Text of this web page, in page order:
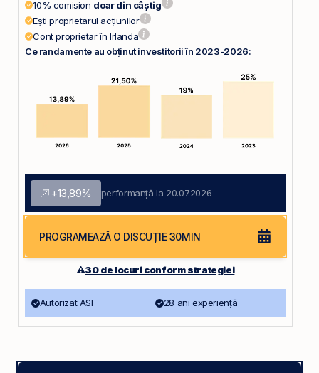
10% comision doar din câștig
Ești proprietarul acțiunilor
Cont proprietar în Irlanda
Ce randamente au obținut investitorii în 2023-2026:
+13,89% performanță la 20.07.2026
PROGRAMEAZĂ O DISCUȚIE 30MIN
⚠️30 de locuri conform strategiei
Autorizat ASF 28 ani experiență